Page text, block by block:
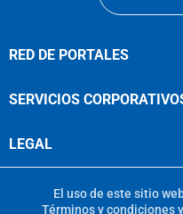
RED DE PORTALES
SERVICIOS
LEGAL
El uso de este sitio
Términos y condicionesy